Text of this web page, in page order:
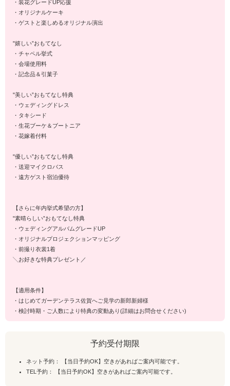
・装花グレードUP応援
・オリジナルケーキ
・ゲストと楽しめるオリジナル演出
"嬉しい”おもてなし
・チャペル挙式
・会場使用料
・記念品＆引菓子
"美しい”おもてなし特典
・ウェディングドレス
・タキシード
・生花ブーケ＆ブートニア
・花嫁着付料
"優しい”おもてなし特典
・送迎マイクロバス
・遠方ゲスト宿泊優待
【さらに年内挙式希望の方】
"素晴らしい”おもてなし特典
・ウェディングアルバムグレードUP
・オリジナルプロジェクションマッピング
・前撮り衣裳1着
╲お好きな特典プレゼント／
【適用条件】
・はじめてガーデンテラス佐賀へご見学の新郎新婦様
・検討時期・ご人数により特典の変動あり(詳細はお問合せください)
予約受付期限
ネット予約： 【当日予約OK】空きがあればご案内可能です。
TEL予約： 【当日予約OK】空きがあればご案内可能です。